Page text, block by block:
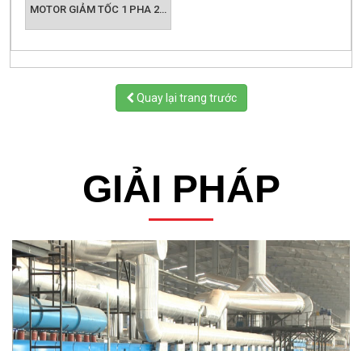
MOTOR GIẢM TỐC 1 PHA 220V 3KW - 4HP
Quay lại trang trước
GIẢI PHÁP